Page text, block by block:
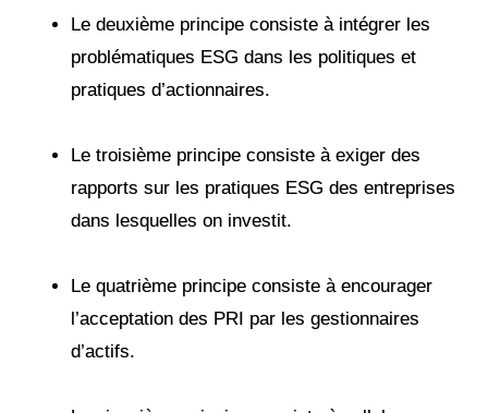
Le deuxième principe consiste à intégrer les
problématiques ESG dans les politiques et
pratiques d’actionnaires.
Le troisième principe consiste à exiger des
rapports sur les pratiques ESG des entreprises
dans lesquelles on investit.
Le quatrième principe consiste à encourager
l’acceptation des PRI par les gestionnaires
d’actifs.